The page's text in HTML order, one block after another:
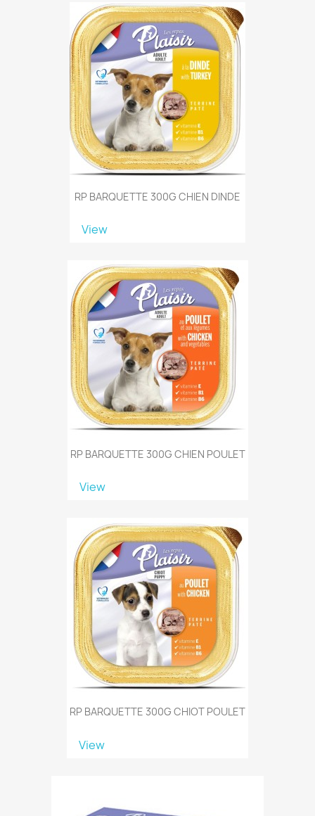
RP BARQUETTE 300G CHIEN DINDE
View
RP BARQUETTE 300G CHIEN POULET
View
RP BARQUETTE 300G CHIOT POULET
View